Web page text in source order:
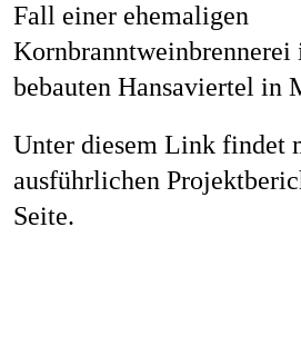
Fall einer ehemaligen
bebauten Hansaviertel in
Unter diesem Link findet
ausführlichen
Seite.